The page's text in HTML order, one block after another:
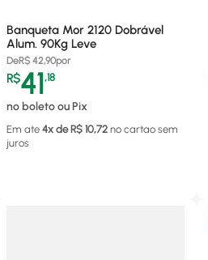
Banqueta Mor 2120 Dobrável
Alum. 90Kg Leve
DeR$ 42,90por
R$41,18
no boleto ou Pix
Em ate 4x de R$ 10,72 no cartao sem
juros